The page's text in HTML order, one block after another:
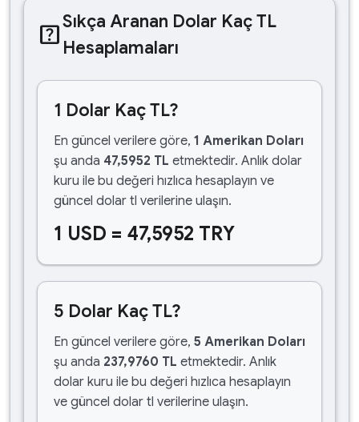
help_centerSıkça Aranan Dolar Kaç TL
Hesaplamaları
1 Dolar Kaç TL?
En güncel verilere göre, 1 Amerikan Doları
şu anda 47,5952 TL etmektedir. Anlık dolar
kuru ile bu değeri hızlıca hesaplayın ve
güncel dolar tl verilerine ulaşın.
1 USD = 47,5952 TRY
5 Dolar Kaç TL?
En güncel verilere göre, 5 Amerikan Doları
şu anda 237,9760 TL etmektedir. Anlık
dolar kuru ile bu değeri hızlıca hesaplayın
ve güncel dolar tl verilerine ulaşın.